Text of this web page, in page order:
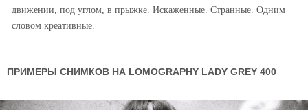
движении, под углом, в прыжке. Искаженные. Странные. Одним
словом креативные.
ПРИМЕРЫ СНИМКОВ НА LOMOGRAPHY LADY GREY 400